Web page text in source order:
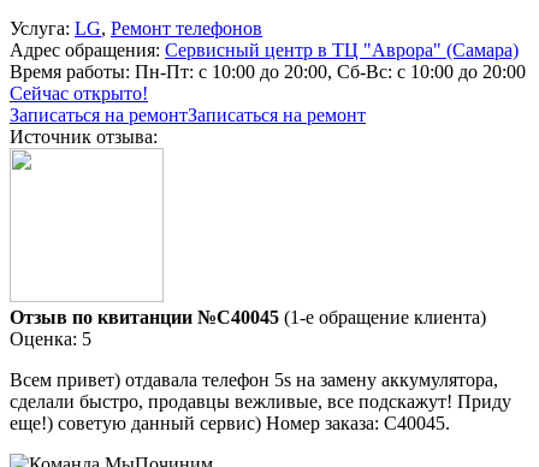
Услуга: LG, Ремонт телефонов
Адрес обращения: Сервисный центр в ТЦ "Аврора" (Самара)
Время работы: Пн-Пт: с 10:00 до 20:00, Сб-Вс: с 10:00 до 20:00
Сейчас открыто!
Записаться на ремонтЗаписаться на ремонт
Источник отзыва:
Отзыв по квитанции №C40045 (1-е обращение клиента)
Оценка: 5
Всем привет) отдавала телефон 5s на замену аккумулятора,
сделали быстро, продавцы вежливые, все подскажут! Приду
еще!) советую данный сервис) Номер заказа: C40045.